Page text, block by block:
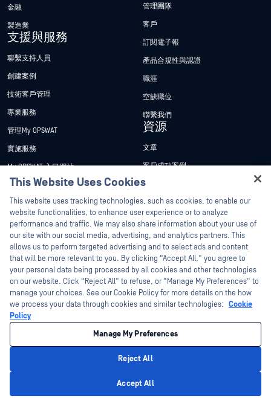
金融
製造業
支援與服務
聯繫支持人員
創建案例
技術客戶管理
專業服務
管理My OPSWAT
實施服務
My OPSWAT 入口網站
技術檔案
訓練
漏洞通報計畫
合作夥伴
認證
技術合作夥伴
管道合作夥伴計劃
管理團隊
客戶
訂閱電子報
產品合規性與認證
職涯
空缺職位
聯繫我們
資源
文章
客戶成功案例
新聞稿
新聞報導
網路研討會
產品型錄
白皮書
免費工具
©2026OPSWAT . 保留所有權利。OPSWAT、MetaDefender、Metascan、
MetaAccess、OPSWAT 、Trust no File. Trust No Device.、OPSWAT 、Protecting the
World's Critical Infrastructure、Deep CDR™ Technology、InQuest、InQuest標誌、
DFI、RetroHunt、Deep File Inspection 及 Join the Hunt 均為OPSWAT 之商標。第三
管理 Cookie 偏好
This Website Uses Cookies
This website uses tracking technologies, such as cookies, to enable our
website functionalities, to enhance user experience or to analyze
performance and traffic. We may also share information about your use of
our site with our social media, advertising, and analytics partners. This
allows us to perform targeted advertising and to select ads and content
that will be more relevant to you. By clicking “Accept All,” you agree to
your personal data being processed by all cookies and other technologies
on our website. Click “Reject All” to refuse, or “Manage My Preferences” to
manage your choices. See our Cookie Policy for more details on the how
we process your data through cookies and similar technologies: Cookie
Policy
Manage My Preferences
Reject All
Accept All
Hey there!
I'm Ozzy, your OPSWAT virtual assistant.
How can I help you secure what's critical
today?